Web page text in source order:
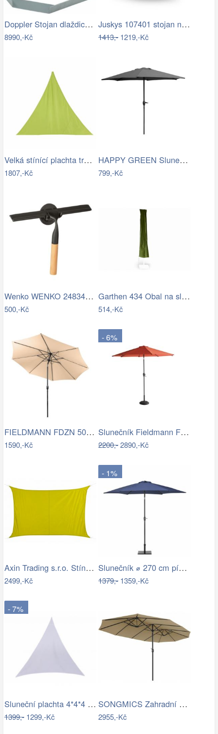
Doppler Stojan dlaždicový pro slun.…
8990,-Kč
Juskys 107401 stojan na slunčeník černý…
1413,-1219,-Kč
Velká stínící plachta trojcípá 4m
1807,-Kč
HAPPY GREEN Slunečník s kličkou 230 cm,…
799,-Kč
Wenko WENKO 24834100 - Stěrka BAMBUSa…
500,-Kč
Garthen 434 Obal na slunečník s…
514,-Kč
FIELDMANN FDZN 5006 Slunečník krémový 3…
1590,-Kč
- 6%
Slunečník Fieldmann FDZN 4014
2200,-2890,-Kč
Axin Trading s.r.o. Stínící plachta…
2499,-Kč
- 1%
Slunečník ⌀ 270 cm pískově béžový VARESE
1379,-1359,-Kč
- 7%
Sluneční plachta 4*4*4 m bílá
1399,-1299,-Kč
SONGMICS Zahradní slunečník Lyre šedý
2955,-Kč